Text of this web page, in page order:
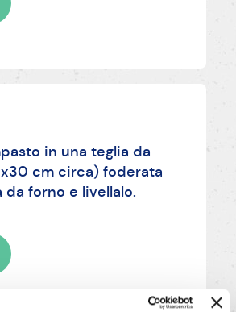
in una teglia da
cm circa) foderata
da forno e livellalo.